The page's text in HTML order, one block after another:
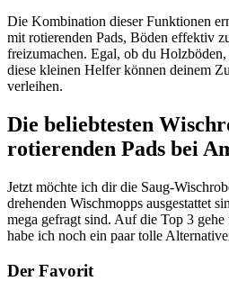
Die Kombination dieser Funktionen
mit rotierenden Pads, Böden effektiv
freizumachen. Egal, ob du
diese kleinen Helfer können deinem
verleihen.
Die beliebtesten
rotierenden Pads bei
Jetzt möchte ich dir die Saug-
drehenden Wischmopps ausgestattet
mega gefragt sind. Auf die Top 3
habe ich noch ein paar tolle
Der Favorit